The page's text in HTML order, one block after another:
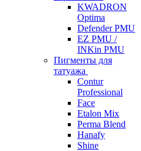
KWADRON
Optima
Defender PMU
EZ PMU /
INKin PMU
Пигменты для
татуажа
Contur
Professional
Face
Etalon Mix
Perma Blend
Hanafy
Shine